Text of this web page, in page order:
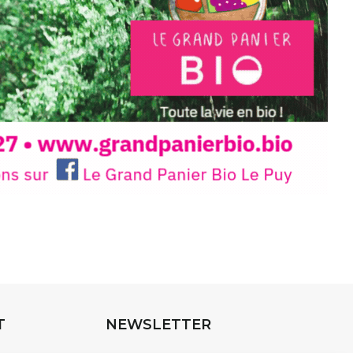
INTERVIEW
les rues, les caves, les granges
NEWSLETTER